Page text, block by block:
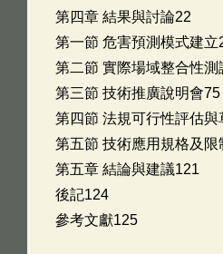
第四章 結果與討論22
第一節 危害預測模式建立
第二節 實際場域整合性測
第三節 技術推廣說明會75
第四節 法規可行性評估與
第五節 技術應用規格及限
第五章 結論與建議121
後記124
參考文獻125